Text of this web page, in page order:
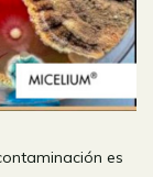
es